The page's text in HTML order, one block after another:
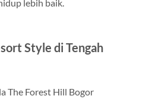
lebih baik.
Style di Tengah
The Forest Hill Bogor